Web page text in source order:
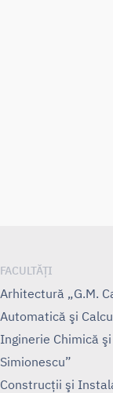
FACULTĂȚI
Arhitectură „G.M.
Automatică şi
Inginerie Chimică
Simionescu”
Construcţii şi